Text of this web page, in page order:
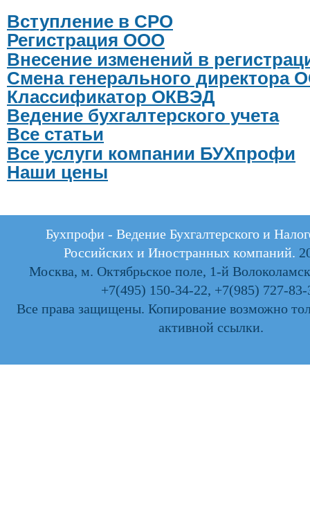
Вступление в СРО
Регистрация ООО
Внесение изменений в
Смена генерального директора
Классификатор ОКВЭД
Ведение бухгалтерского учета
Все статьи
Все услуги компании БУХпрофи
Наши цены
Бухпрофи - Ведение Бухгалтерского и
Российских и Иностранных компаний.
Москва, м. Октябрьское поле, 1-й
+7(495) 150-34-22, +7(985) 727-83-
Все права защищены. Копирование возможно
активной ссылки.